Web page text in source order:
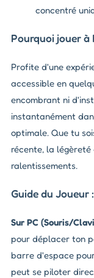
concentré
Pourquoi jouer
Profite d'une
accessible en
encombrant ni
instantanément
optimale. Que tu
récente, la
ralentissements.
Guide du Joueur
Sur PC (Souris/
pour déplacer ton
barre d'espace
peut se piloter